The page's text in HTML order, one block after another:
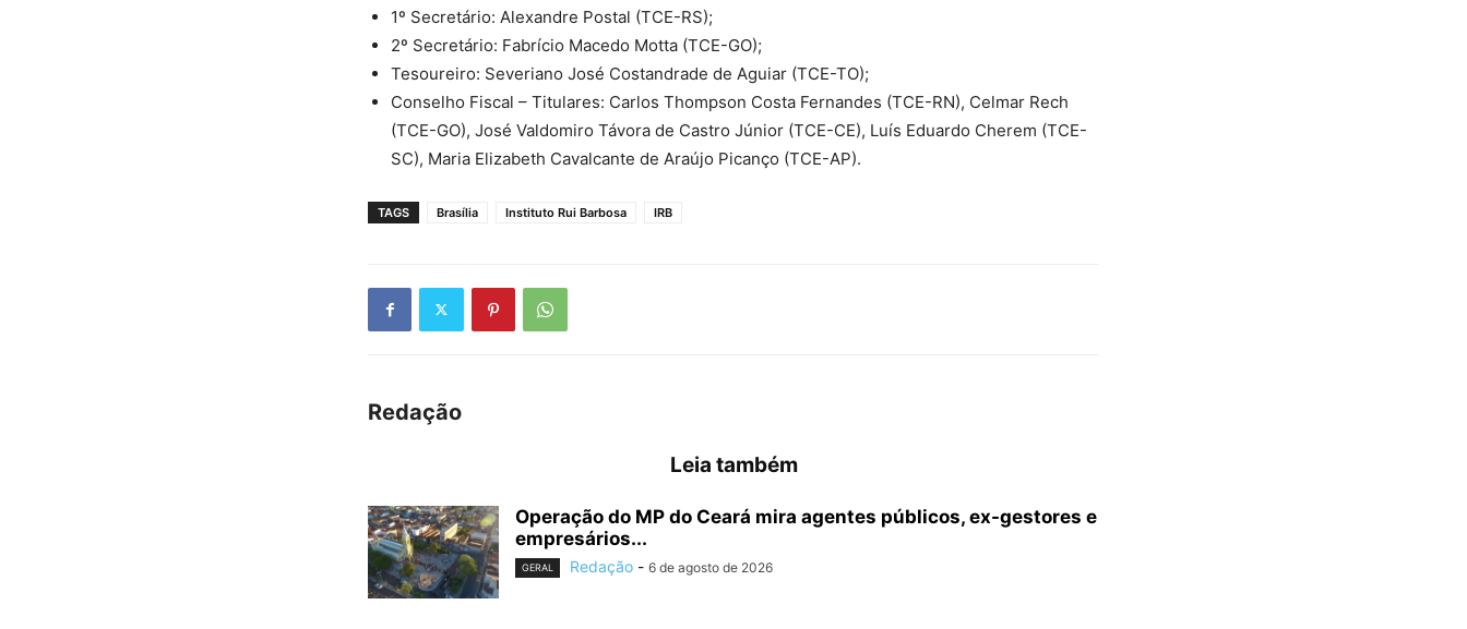
1º Secretário: Alexandre Postal (TCE-RS);
2º Secretário: Fabrício Macedo Motta (TCE-GO);
Tesoureiro: Severiano José Costandrade de Aguiar (TCE-TO);
Conselho Fiscal – Titulares: Carlos Thompson Costa Fernandes (TCE-RN), Celmar Rech
(TCE-GO), José Valdomiro Távora de Castro Júnior (TCE-CE), Luís Eduardo Cherem (TCE-
SC), Maria Elizabeth Cavalcante de Araújo Picanço (TCE-AP).
TAGS Brasília Instituto Rui Barbosa IRB
Redação
Leia também
Operação do MP do Ceará mira agentes públicos, ex-gestores e
empresários...
GERAL Redação - 6 de agosto de 2026